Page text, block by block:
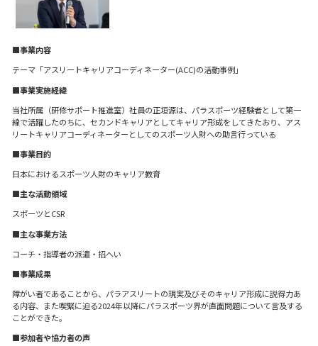
■事業内容
テーマ「アスリートキャリアコーディネーター(ACC)の活動事例」
■事業実施経緯
当社所属（研修サポート推進室）社員の正垣源は、パラスポーツ経験者として第一
線で活躍したのちに、セカンドキャリアとしてキャリア形成をしてきたおり、アス
リートキャリアコーディネーターとしてのスポーツ人財への助言行っている
■事業目的
日本におけるスポーツ人財のキャリア教育
■主な活動領域
スポーツとCSR
■主な事業方法
コーチ・指導者の派遣・招へい
■事業成果
障がい者であることから、パラアスリートの現実及びそのキャリア形成に説得力あ
る内容、また喫緊に迫る2024年以降にパラスポーツ界が直面問題について言及する
ことができた。
■参加者や協力者の声